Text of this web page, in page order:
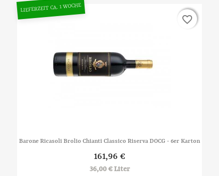
Barone Ricasoli Brolio Chianti Classico Riserva DOCG - 6er Karton
161,96 €
36,00 € Liter
LIEFERZEIT CA. 1 WOCHE
favorite_border
favorite_border